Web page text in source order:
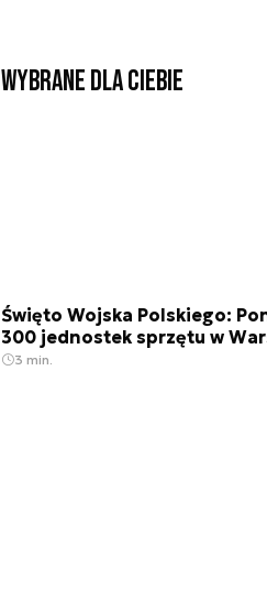
Wybrane dla Ciebie
Święto Wojska Polskiego:
300 jednostek sprzętu w
3 min.